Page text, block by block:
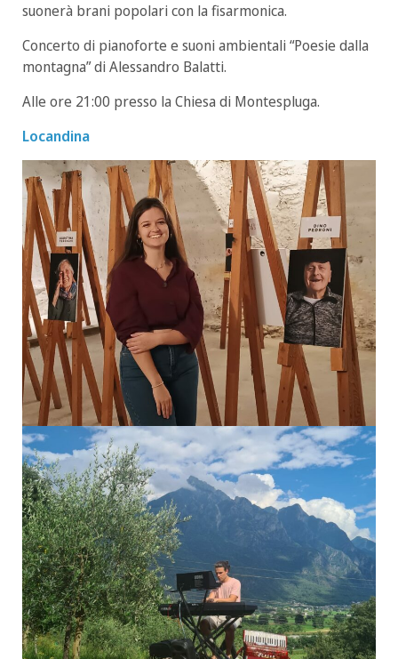
suonerà brani popolari con la fisarmonica.
Concerto di pianoforte e suoni ambientali “Poesie dalla
montagna” di Alessandro Balatti.
Alle ore 21:00 presso la Chiesa di Montespluga.
Locandina